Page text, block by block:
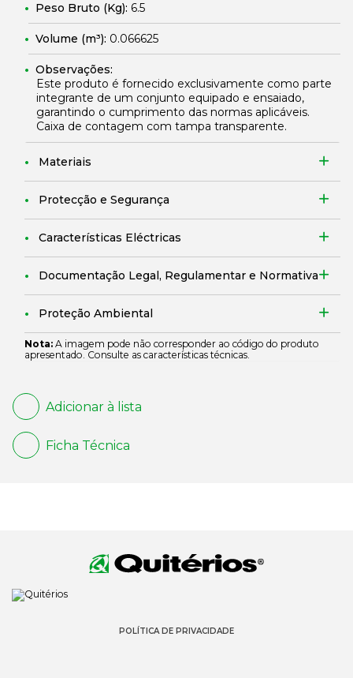
Peso Bruto (Kg): 6.5
Volume (m³): 0.066625
Observações:
Este produto é fornecido exclusivamente como parte
integrante de um conjunto equipado e ensaiado,
garantindo o cumprimento das normas aplicáveis.
Caixa de contagem com tampa transparente.
Materiais
Protecção e Segurança
Características Eléctricas
Documentação Legal, Regulamentar e Normativa
Proteção Ambiental
Nota: A imagem pode não corresponder ao código do produto
apresentado. Consulte as características técnicas.
Adicionar à lista
Ficha Técnica
POLÍTICA DE PRIVACIDADE